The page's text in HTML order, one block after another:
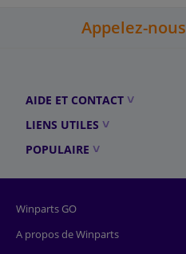
Appelez-nous
AIDE ET CONTACT
LIENS UTILES
POPULAIRE
Winparts GO
A propos de Winparts